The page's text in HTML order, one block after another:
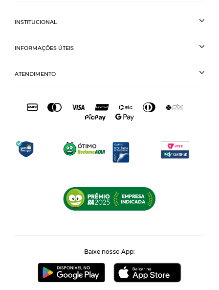
INSTITUCIONAL
INFORMAÇÕES ÚTEIS
ATENDIMENTO
Baixe nosso App: